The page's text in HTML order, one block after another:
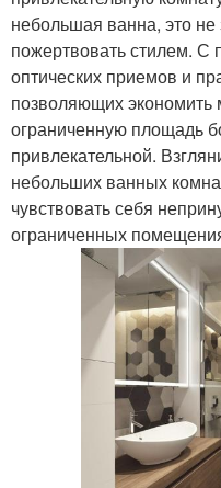
Комната с душевой
небольшая ванна, это не
пожертвовать стилем. С
оптических приемов и
позволяющих экономить
ограниченную площадь
привлекательной.
небольших ванных
чувствовать себя
ограниченных